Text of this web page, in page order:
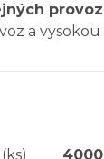
a
4000